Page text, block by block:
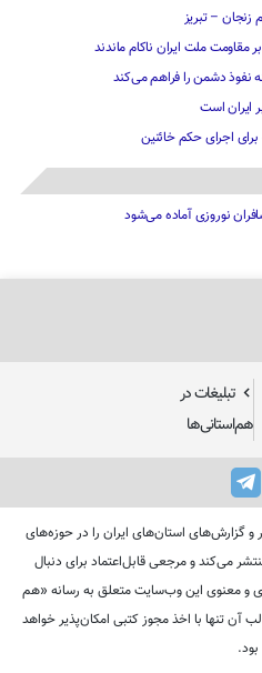
ملت ایران ناکام ماندند
نفوذ دشمن را فراهم می‌کند
ایران است
برای اجرای حکم خائنین
نوروزی آماده می‌شود
تبلیغات در
هم‌استانی‌ها
تازه‌ترین اخبار و گزارش‌های استان‌های ایران را در حوزه‌های
می‌کند و مرجعی قابل‌اعتماد برای دنبال
و معنوی این وب‌سایت متعلق به رسانه «هم
آن تنها با اخذ مجوز کتبی امکان‌پذیر خواهد
بود.